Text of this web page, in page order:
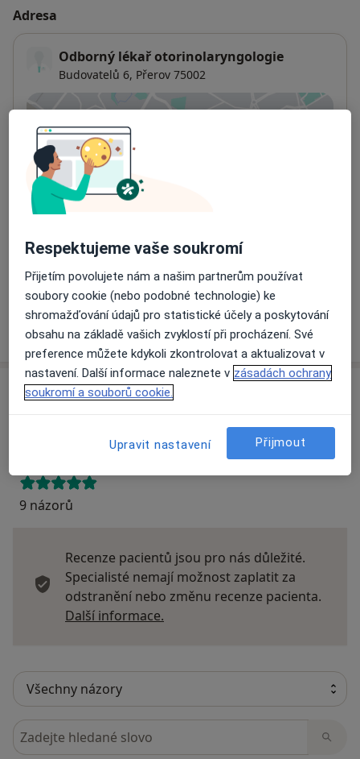
Adresa
Odborný lékař otorinolaryngologie
Budovatelů 6, Přerov 75002
Dostupnost
Na této adrese online kalendář není aktivní
Co mám v takové situaci udělat?
Způsoby platby (soukromé návštěvy)
Detaily
Víceo adrese
Názory
Přidejte svůj názor
9 názorů
Recenze pacientů jsou pro nás důležité.
Specialisté nemají možnost zaplatit za
odstranění nebo změnu recenze pacienta.
Další informace.
Hledejte v názorech
Respektujeme vaše soukromí
Přijetím povolujete nám a našim partnerům používat
soubory cookie (nebo podobné technologie) ke
shromažďování údajů pro statistické účely a poskytování
obsahu na základě vašich zvyklostí při procházení. Své
preference můžete kdykoli zkontrolovat a aktualizovat v
nastavení. Další informace naleznete v zásadách ochrany
soukromí a souborů cookie.
Upravit nastavení Přijmout